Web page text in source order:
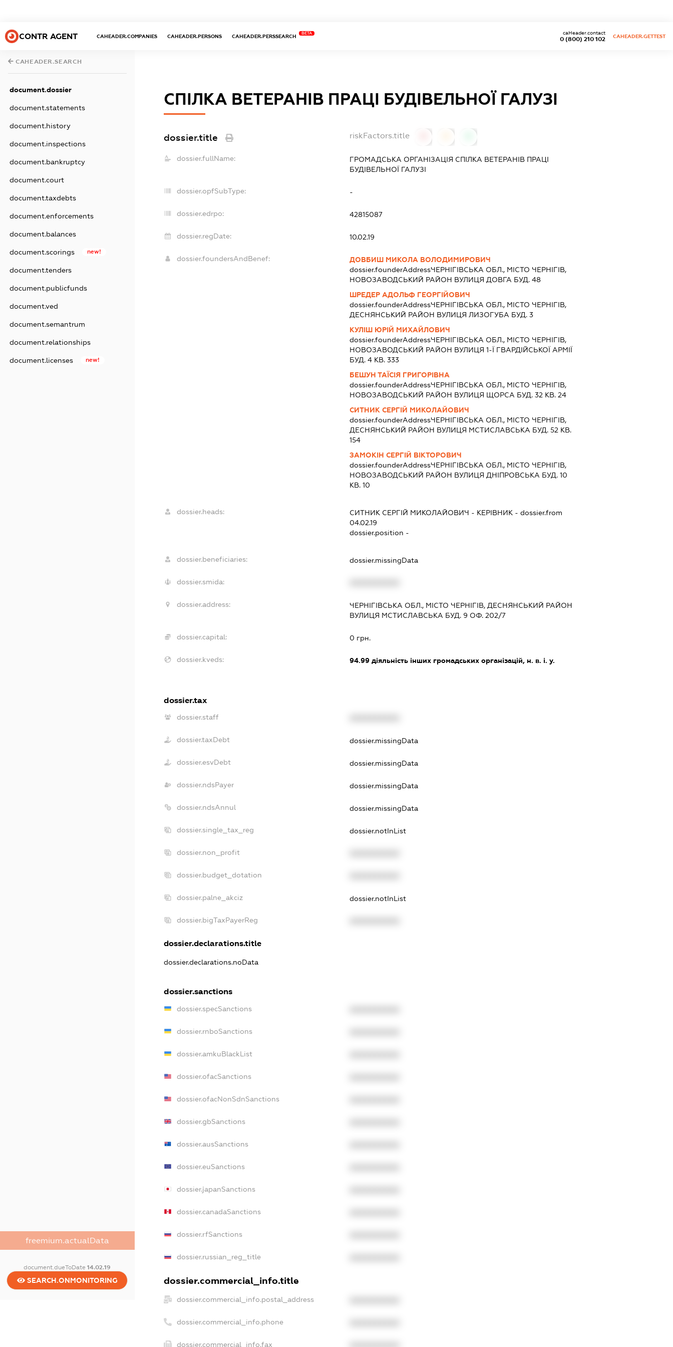
CONTR AGENT CAHEADER.COMPANIES CAHEADER.PERSONS CAHEADER.PERSSEARCH
BETA
0 (800) 210 102
caHeader.contact
CAHEADER.GETTEST
CAHEADER.SEARCH
document.dossier
document.statements
document.history
document.inspections
document.bankruptcy
document.court
document.taxdebts
document.enforcements
document.balances
document.scorings new!
document.tenders
document.publicfunds
document.ved
document.semantrum
document.relationships
document.licenses new!
freemium.actualData
document.dueToDate14.02.19
SEARCH.ONMONITORING
СПІЛКА ВЕТЕРАНІВ ПРАЦІ БУДІВЕЛЬНОЇ ГАЛУЗІ
dossier.title riskFactors.title
dossier.fullName: ГРОМАДСЬКА ОРГАНІЗАЦІЯ СПІЛКА ВЕТЕРАНІВ ПРАЦІ
БУДІВЕЛЬНОЇ ГАЛУЗІ
dossier.opfSubType: -
dossier.edrpo: 42815087
dossier.regDate: 10.02.19
dossier.foundersAndBenef:
ДОВБИШ МИКОЛА ВОЛОДИМИРОВИЧ
dossier.founderAddressЧЕРНІГІВСЬКА ОБЛ., МІСТО ЧЕРНІГІВ,
НОВОЗАВОДСЬКИЙ РАЙОН ВУЛИЦЯ ДОВГА БУД. 48
ШРЕДЕР АДОЛЬФ ГЕОРГІЙОВИЧ
dossier.founderAddressЧЕРНІГІВСЬКА ОБЛ., МІСТО ЧЕРНІГІВ,
ДЕСНЯНСЬКИЙ РАЙОН ВУЛИЦЯ ЛИЗОГУБА БУД. 3
КУЛІШ ЮРІЙ МИХАЙЛОВИЧ
dossier.founderAddressЧЕРНІГІВСЬКА ОБЛ., МІСТО ЧЕРНІГІВ,
НОВОЗАВОДСЬКИЙ РАЙОН ВУЛИЦЯ 1-Ї ГВАРДІЙСЬКОЇ АРМІЇ
БУД. 4 КВ. 333
БЕШУН ТАЇСІЯ ГРИГОРІВНА
dossier.founderAddressЧЕРНІГІВСЬКА ОБЛ., МІСТО ЧЕРНІГІВ,
НОВОЗАВОДСЬКИЙ РАЙОН ВУЛИЦЯ ЩОРСА БУД. 32 КВ. 24
СИТНИК СЕРГІЙ МИКОЛАЙОВИЧ
dossier.founderAddressЧЕРНІГІВСЬКА ОБЛ., МІСТО ЧЕРНІГІВ,
ДЕСНЯНСЬКИЙ РАЙОН ВУЛИЦЯ МСТИСЛАВСЬКА БУД. 52 КВ.
154
ЗАМОКІН СЕРГІЙ ВІКТОРОВИЧ
dossier.founderAddressЧЕРНІГІВСЬКА ОБЛ., МІСТО ЧЕРНІГІВ,
НОВОЗАВОДСЬКИЙ РАЙОН ВУЛИЦЯ ДНІПРОВСЬКА БУД. 10
КВ. 10
dossier.heads: СИТНИК СЕРГІЙ МИКОЛАЙОВИЧ - КЕРІВНИК - dossier.from
04.02.19
dossier.position -
dossier.beneficiaries: dossier.missingData
dossier.smida:
dossier.address:
ЧЕРНІГІВСЬКА ОБЛ., МІСТО ЧЕРНІГІВ, ДЕСНЯНСЬКИЙ РАЙОН
ВУЛИЦЯ МСТИСЛАВСЬКА БУД. 9 ОФ. 202/7
dossier.capital: 0 грн.
dossier.kveds: 94.99 діяльність інших громадських організацій, н. в. і. у.
dossier.tax
dossier.staff
dossier.taxDebt dossier.missingData
dossier.esvDebt dossier.missingData
dossier.ndsPayer dossier.missingData
dossier.ndsAnnul dossier.missingData
dossier.single_tax_reg dossier.notInList
dossier.non_profit
dossier.budget_dotation
dossier.palne_akciz dossier.notInList
dossier.bigTaxPayerReg
dossier.declarations.title
dossier.declarations.noData
dossier.sanctions
dossier.specSanctions
dossier.rnboSanctions
dossier.amkuBlackList
dossier.ofacSanctions
dossier.ofacNonSdnSanctions
dossier.gbSanctions
dossier.ausSanctions
dossier.euSanctions
dossier.japanSanctions
dossier.canadaSanctions
dossier.rfSanctions
dossier.russian_reg_title
dossier.commercial_info.title
dossier.commercial_info.postal_address
dossier.commercial_info.phone
dossier.commercial_info.fax